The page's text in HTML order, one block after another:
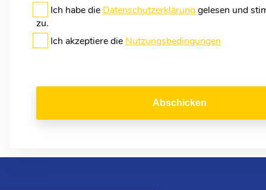
Ich habe die Datenschutzerklärunggelesen und
zu.
Ich akzeptiere die Nutzungsbedingungen
Abschicken